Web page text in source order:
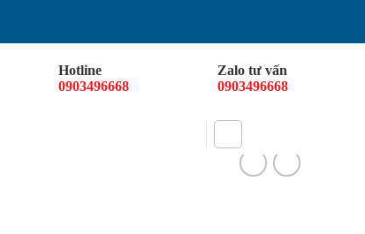
Hotline
0903496668
Zalo tư vấn
0903496668